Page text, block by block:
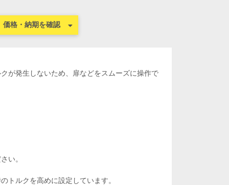
価格・納期を確認
が発生しないため、扉などをスムーズに操作で
い。
トルクを高めに設定しています。